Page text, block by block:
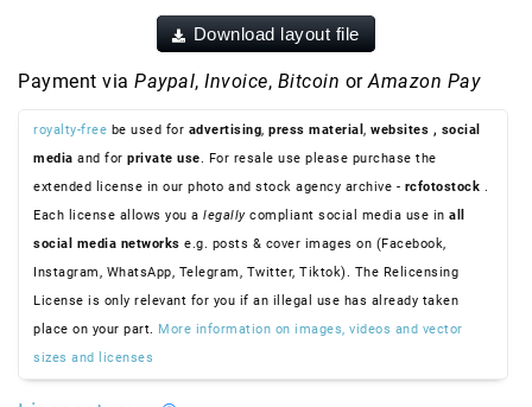
Download layout file
Payment via Paypal, Invoice, Bitcoin or Amazon Pay
royalty-free be used for advertising, press material , websites , social
media and for private use. For resale use please purchase the
extended license in our photo and stock agency archive - rcfotostock .
Each license allows you a legallycompliant social media use in all
social media networks e.g. posts & cover images on (Facebook,
Instagram, WhatsApp, Telegram, Twitter, Tiktok). The Relicensing
License is only relevant for you if an illegal use has already taken
place on your part. More information on images, videos and vector
sizes and licenses